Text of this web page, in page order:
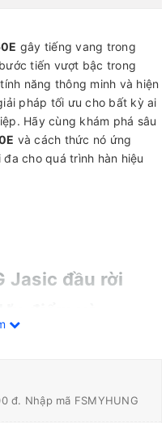
gây tiếng vang trong
tiến vượt bậc trong
năng thông minh và hiện
pháp tối ưu cho bất kỳ ai
Hãy cùng khám phá sâu
và cách thức nó ứng
cho quá trình hàn hiệu
Jasic đầu rời
đ. Nhập mã FSMYHUNG